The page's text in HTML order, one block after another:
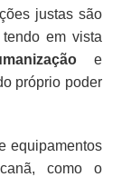
justas são
em vista
e
próprio poder
equipamentos
como o